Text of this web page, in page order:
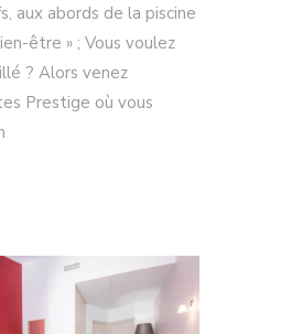
aux abords de la piscine
être » ; Vous voulez
? Alors venez
Prestige où vous